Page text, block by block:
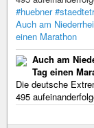
#huebner
Auch am
einen Marathon
Auch am
Tag einen
Die deutsche
495